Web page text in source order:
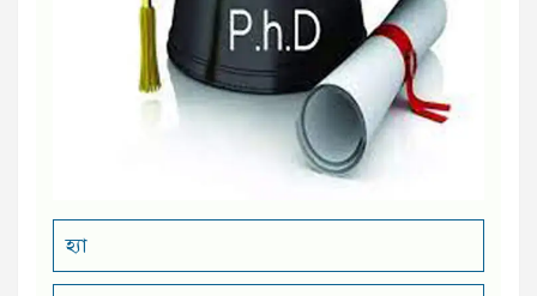
হ্যা